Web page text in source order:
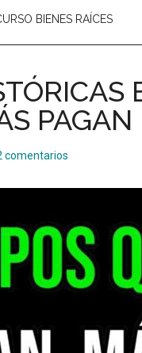
BIENES RAÍCES
PAGAN
comentarios